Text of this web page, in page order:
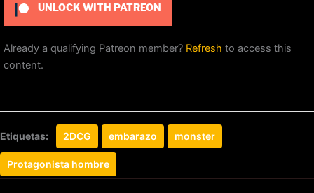
UNLOCK WITH PATREON
Already a qualifying Patreon member? Refresh to access this
content.
Etiquetas: 2DCG embarazo monster
Protagonista hombre